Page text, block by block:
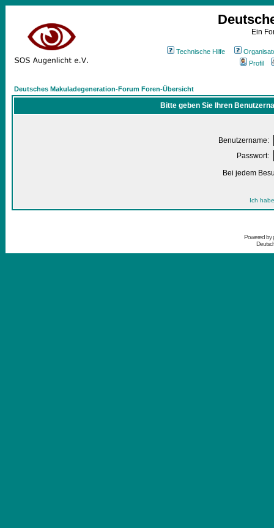
Ein
Technische Hilfe
Profil
Deutsches Makuladegeneration-Forum Foren-Übersicht
Bitte geben Sie Ihren
Benutzername:
Passwort:
Bei jedem
Ich
Powered by